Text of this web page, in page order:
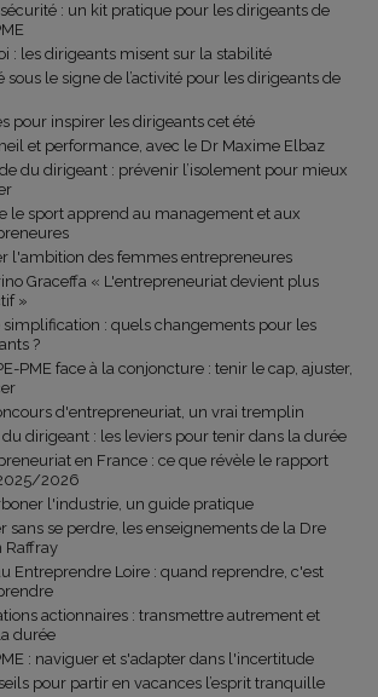
: un kit pratique pour les dirigeants de
: les dirigeants misent sur la stabilité
sous le signe de l’activité pour les dirigeants de
pour inspirer les dirigeants cet été
et performance, avec le Dr Maxime Elbaz
du dirigeant : prévenir l’isolement pour mieux
le sport apprend au management et aux
l'ambition des femmes entrepreneures
Graceffa « L'entrepreneuriat devient plus
»
simplification : quels changements pour les
?
PME face à la conjoncture : tenir le cap, ajuster,
d'entrepreneuriat, un vrai tremplin
du dirigeant : les leviers pour tenir dans la durée
en France : ce que révèle le rapport
2026
l'industrie, un guide pratique
sans se perdre, les enseignements de la Dre
Raffray
Entreprendre Loire : quand reprendre, c'est
actionnaires : transmettre autrement et
durée
: naviguer et s'adapter dans l'incertitude
pour partir en vacances l’esprit tranquille